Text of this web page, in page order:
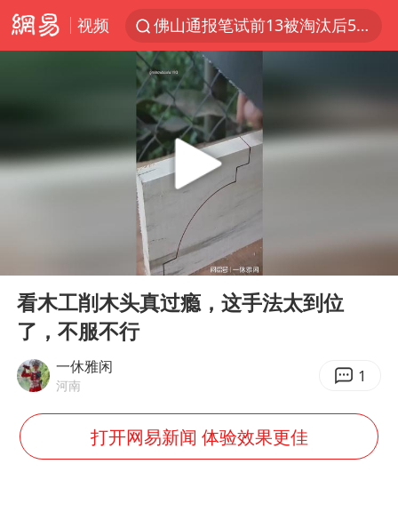
视频
佛山通报笔试前13被淘汰后5名进体检
台风白海豚加强
广东雷州通报特教老师招聘违规事件
国防部回应日本试射“战斧”导弹
“立秋的第一杯奶茶”又爆单了
A股三大股指收涨
多方回应侯明昊被曝违反交规
“新疆阿勒泰八月能滑雪”不实
Play
看木工削木头真过瘾，这手法太到位
了，不服不行
一休雅闲
河南 1
打开网易新闻 体验效果更佳